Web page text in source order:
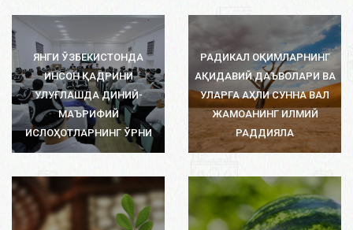
ЯНГИ ЎЗБЕКИСТОНДА
ИНСОН ҚАДРИНИ
УЛУҒЛАШДА ДИНИЙ-
МАЪРИФИЙ
ИСЛОҲОТЛАРНИНГ ЎРНИ
РАДИКАЛ ОҚИМЛАРНИНГ
АҚИДАВИЙ ДАЪВОЛАРИ ВА
УЛАРГА АҲЛИ СУННА ВАЛ
ЖАМОАНИНГ ИЛМИЙ
РАДДИЯЛА